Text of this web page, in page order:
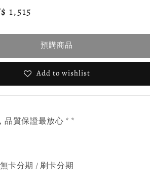
1,515
預購商品
Add to wishlist
品質保證最放心 * *
卡分期 / 刷卡分期